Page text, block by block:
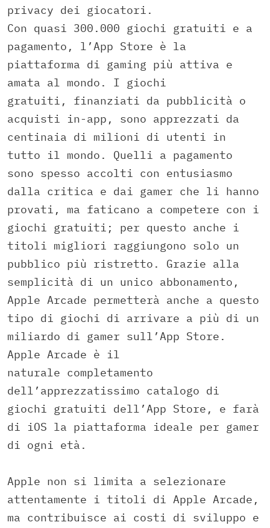
privacy dei giocatori.
Con quasi 300.000 giochi gratuiti e a
pagamento, l’App Store è la
piattaforma di gaming più attiva e
amata al mondo. I giochi
gratuiti, finanziati da pubblicità o
acquisti in-app, sono apprezzati da
centinaia di milioni di utenti in
tutto il mondo. Quelli a pagamento
sono spesso accolti con entusiasmo
dalla critica e dai gamer che li hanno
provati, ma faticano a competere con i
giochi gratuiti; per questo anche i
titoli migliori raggiungono solo un
pubblico più ristretto. Grazie alla
semplicità di un unico abbonamento,
Apple Arcade permetterà anche a questo
tipo di giochi di arrivare a più di un
miliardo di gamer sull’App Store.
Apple Arcade è il
naturale completamento
dell’apprezzatissimo catalogo di
giochi gratuiti dell’App Store, e farà
di iOS la piattaforma ideale per gamer
di ogni età.
Apple non si limita a selezionare
attentamente i titoli di Apple Arcade,
ma contribuisce ai costi di sviluppo e